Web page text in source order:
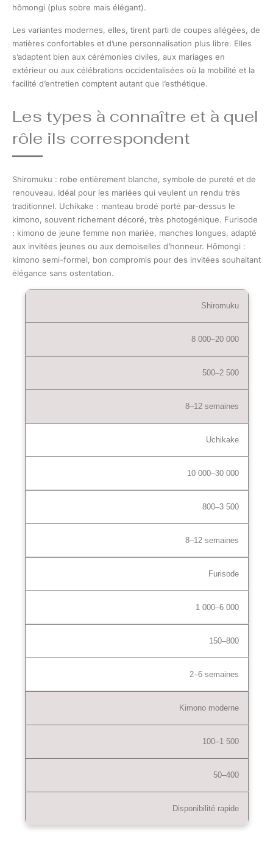
hōmongi (plus sobre mais élégant).
Les variantes modernes, elles, tirent parti de coupes allégées, de
matières confortables et d’une personnalisation plus libre. Elles
s’adaptent bien aux cérémonies civiles, aux mariages en
extérieur ou aux célébrations occidentalisées où la mobilité et la
facilité d’entretien comptent autant que l’esthétique.
Les types à connaître et à quel
rôle ils correspondent
Shiromuku : robe entièrement blanche, symbole de pureté et de
renouveau. Idéal pour les mariées qui veulent un rendu très
traditionnel. Uchikake : manteau brodé porté par-dessus le
kimono, souvent richement décoré, très photogénique. Furisode
: kimono de jeune femme non mariée, manches longues, adapté
aux invitées jeunes ou aux demoiselles d’honneur. Hōmongi :
kimono semi-formel, bon compromis pour des invitées souhaitant
élégance sans ostentation.
Shiromuku
8 000–20 000
500–2 500
8–12 semaines
Uchikake
10 000–30 000
800–3 500
8–12 semaines
Furisode
1 000–6 000
150–800
2–6 semaines
Kimono moderne
100–1 500
50–400
Disponibilité rapide